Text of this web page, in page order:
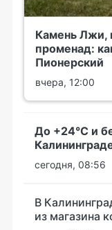
Камень Лжи,
променад:
Пионерский
вчера, 12:00
До +24°С и
сегодня, 08:56
В
из магазина